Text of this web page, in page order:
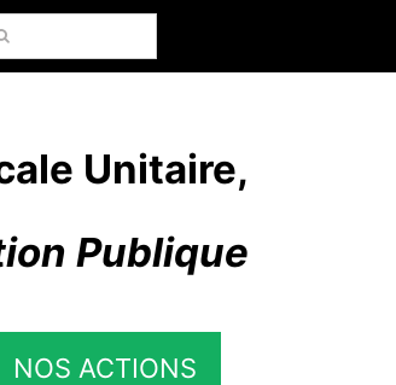
Unitaire,
Publique
NOS ACTIONS